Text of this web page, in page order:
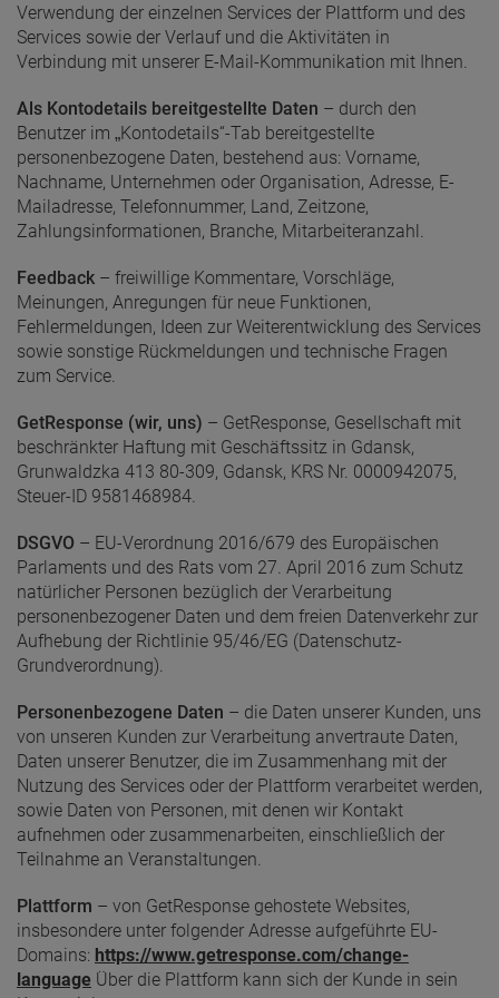
Verwendung der einzelnen Services der Plattform und des
Services sowie der Verlauf und die Aktivitäten in
Verbindung mit unserer E-Mail-Kommunikation mit Ihnen.
Als Kontodetails bereitgestellte Daten – durch den
Benutzer im „Kontodetails“-Tab bereitgestellte
personenbezogene Daten, bestehend aus: Vorname,
Nachname, Unternehmen oder Organisation, Adresse, E-
Mailadresse, Telefonnummer, Land, Zeitzone,
Zahlungsinformationen, Branche, Mitarbeiteranzahl.
Feedback – freiwillige Kommentare, Vorschläge,
Meinungen, Anregungen für neue Funktionen,
Fehlermeldungen, Ideen zur Weiterentwicklung des Services
sowie sonstige Rückmeldungen und technische Fragen
zum Service.
GetResponse (wir, uns) – GetResponse, Gesellschaft mit
beschränkter Haftung mit Geschäftssitz in Gdansk,
Grunwaldzka 413 80-309, Gdansk, KRS Nr. 0000942075,
Steuer-ID 9581468984.
DSGVO – EU-Verordnung 2016/679 des Europäischen
Parlaments und des Rats vom 27. April 2016 zum Schutz
natürlicher Personen bezüglich der Verarbeitung
personenbezogener Daten und dem freien Datenverkehr zur
Aufhebung der Richtlinie 95/46/EG (Datenschutz-
Grundverordnung).
Personenbezogene Daten – die Daten unserer Kunden, uns
von unseren Kunden zur Verarbeitung anvertraute Daten,
Daten unserer Benutzer, die im Zusammenhang mit der
Nutzung des Services oder der Plattform verarbeitet werden,
sowie Daten von Personen, mit denen wir Kontakt
aufnehmen oder zusammenarbeiten, einschließlich der
Teilnahme an Veranstaltungen.
Plattform – von GetResponse gehostete Websites,
insbesondere unter folgender Adresse aufgeführte EU-
Domains: https://www.getresponse.com/change-
language Über die Plattform kann sich der Kunde in sein